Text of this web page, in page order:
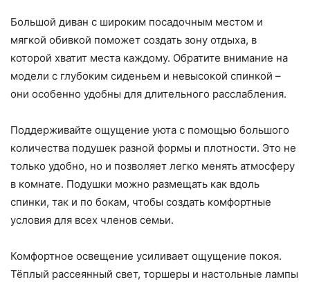
Большой диван с широким посадочным местом и
мягкой обивкой поможет создать зону отдыха, в
которой хватит места каждому. Обратите внимание на
модели с глубоким сиденьем и невысокой спинкой –
они особенно удобны для длительного расслабления.
Поддерживайте ощущение уюта с помощью большого
количества подушек разной формы и плотности. Это не
только удобно, но и позволяет легко менять атмосферу
в комнате. Подушки можно размещать как вдоль
спинки, так и по бокам, чтобы создать комфортные
условия для всех членов семьи.
Комфортное освещение усиливает ощущение покоя.
Тёплый рассеянный свет, торшеры и настольные лампы